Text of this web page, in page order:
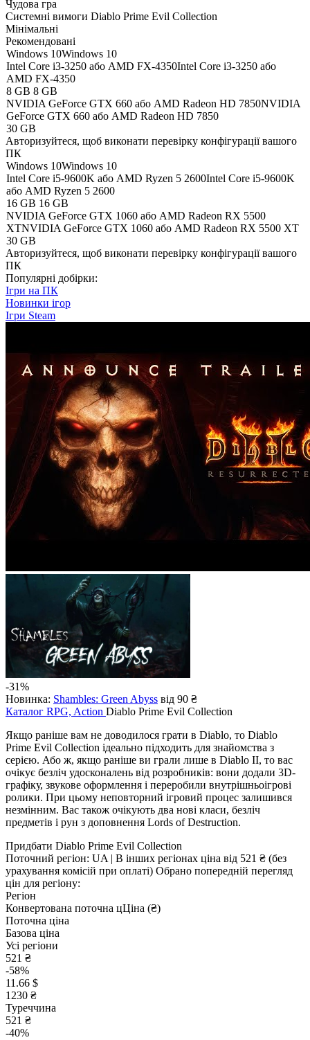
Чудова гра
Системні вимоги Diablo Prime Evil Collection
Мінімальні
Рекомендовані
Windows 10Windows 10
Intel Core i3-3250 або AMD FX-4350Intel Core i3-3250 або
AMD FX-4350
8 GB 8 GB
NVIDIA GeForce GTX 660 або AMD Radeon HD 7850NVIDIA
GeForce GTX 660 або AMD Radeon HD 7850
30 GB
Авторизуйтеся, щоб виконати перевірку конфігурації вашого
ПК
Windows 10Windows 10
Intel Core i5-9600K або AMD Ryzen 5 2600Intel Core i5-9600K
або AMD Ryzen 5 2600
16 GB 16 GB
NVIDIA GeForce GTX 1060 або AMD Radeon RX 5500
XTNVIDIA GeForce GTX 1060 або AMD Radeon RX 5500 XT
30 GB
Авторизуйтеся, щоб виконати перевірку конфігурації вашого
ПК
Популярні добірки:
Ігри на ПК
Новинки ігор
Ігри Steam
-31%
Новинка: Shambles: Green Abyss від 90 ₴
Каталог RPG, Action Diablo Prime Evil Collection
Якщо раніше вам не доводилося грати в Diablo, то Diablo
Prime Evil Collection ідеально підходить для знайомства з
серією. Або ж, якщо раніше ви грали лише в Diablo II, то вас
очікує безліч удосконалень від розробників: вони додали 3D-
графіку, звукове оформлення і переробили внутрішньоігрові
ролики. При цьому неповторний ігровий процес залишився
незмінним. Вас також очікують два нові класи, безліч
предметів і рун з доповнення Lords of Destruction.
Придбати Diablo Prime Evil Collection
Поточний регіон: UA | В інших регіонах ціна від 521 ₴ (без
урахування комісій при оплаті) Обрано попередній перегляд
цін для регіону:
Регіон
Конвертована поточна цЦіна (₴)
Поточна ціна
Базова ціна
Усі регіони
521 ₴
-58%
11.66 $
1230 ₴
Туреччина
521 ₴
-40%